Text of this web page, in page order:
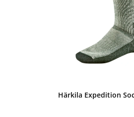
Härkila Expedition